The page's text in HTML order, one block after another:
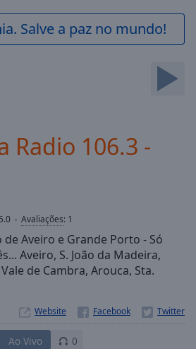
Salve a paz no mundo!
Radio 106.3 -
5.0 Avaliações: 1
Aveiro e Grande Porto - Só
Aveiro, S. João da Madeira,
de Cambra, Arouca, Sta.
Website
Ao Vivo 0